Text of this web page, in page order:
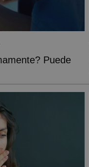
Puede